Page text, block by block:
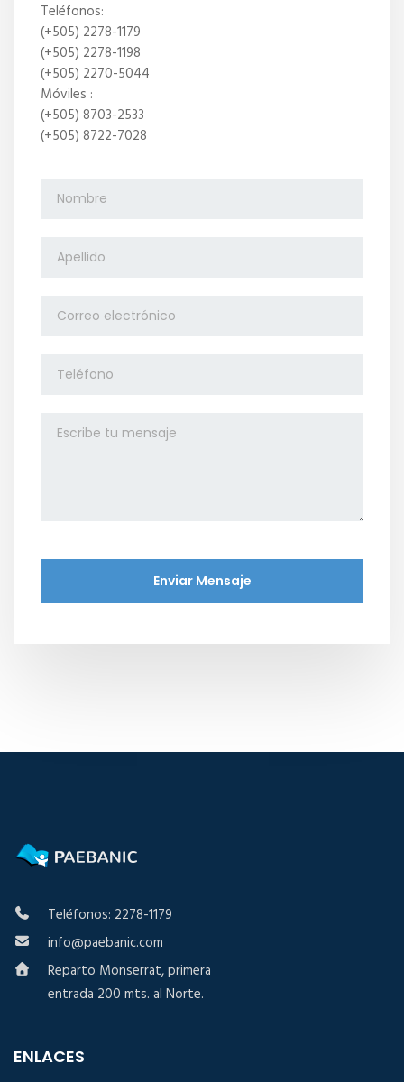
Teléfonos:
(+505) 2278-1179
(+505) 2278-1198
(+505) 2270-5044
Móviles :
(+505) 8703-2533
(+505) 8722-7028
Teléfonos: 2278-1179
info@paebanic.com
Reparto Monserrat, primera
entrada 200 mts. al Norte.
ENLACES